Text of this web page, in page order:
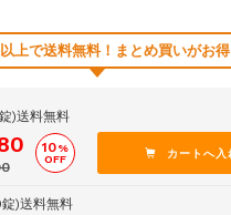
上で送料無料！まとめ買いがお得
)送料無料
10%
OFF
)送料無料